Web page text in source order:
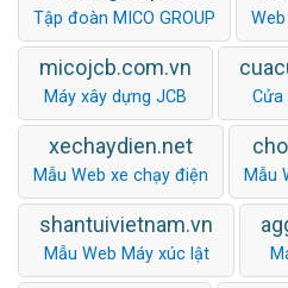
Tập đoàn MICO GROUP
micojcb.com.vn
Máy xây dựng JCB Cửa
xechaydien.net
Mẫu Web xe chạy điện Mẫu
shantuivietnam.vn
Mẫu Web Máy xúc lật